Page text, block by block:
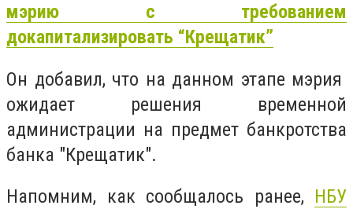
мэрию с требованием
докапитализировать “Крещатик”
Он добавил, что на данном этапе мэрия
ожидает решения временной
администрации на предмет банкротства
банка "Крещатик".
Напомним, как сообщалось ранее, НБУ